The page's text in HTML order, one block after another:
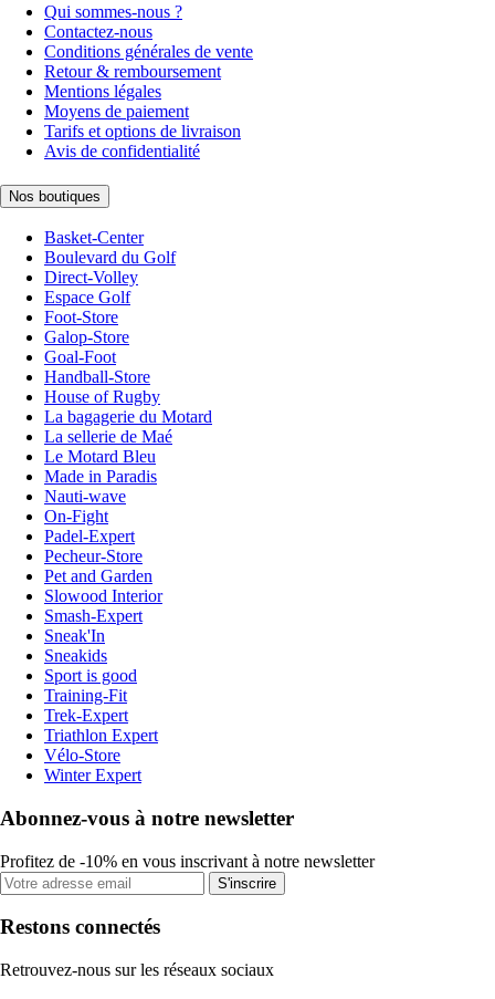
Qui sommes-nous ?
Contactez-nous
Conditions générales de vente
Retour & remboursement
Mentions légales
Moyens de paiement
Tarifs et options de livraison
Avis de confidentialité
Nos boutiques
Basket-Center
Boulevard du Golf
Direct-Volley
Espace Golf
Foot-Store
Galop-Store
Goal-Foot
Handball-Store
House of Rugby
La bagagerie du Motard
La sellerie de Maé
Le Motard Bleu
Made in Paradis
Nauti-wave
On-Fight
Padel-Expert
Pecheur-Store
Pet and Garden
Slowood Interior
Smash-Expert
Sneak'In
Sneakids
Sport is good
Training-Fit
Trek-Expert
Triathlon Expert
Vélo-Store
Winter Expert
Abonnez-vous à notre newsletter
Profitez de -10% en vous inscrivant à notre newsletter
S'inscrire
Restons connectés
Retrouvez-nous sur les réseaux sociaux